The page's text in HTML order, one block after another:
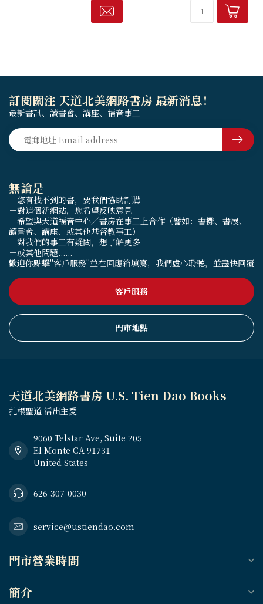
法。 今次學員本與教師本合
學習如何拓展傳福音的領域，
成為同心網魚的漁夫。
無論是
－您有找不到的書，要我們協助訂購
－對這個新網站，您希望反映意見
－希望與天道福音中心／書房在事工上合作（譬如：書攤、書展、
讀書會、講座、或其他基督教事工）
－對我們的事工有疑問，想了解更多
－或其他問題......
歡迎你點擊"客戶服務"並在回應箱填寫，我們虛心聆聽，並盡快回覆
客戶服務
門市地點
訂閱關注 天道北美網路書房 最新消息！
最新書訊、讀書會、講座、福音事工
天道北美網路書房 U.S. Tien Dao Books
扎根聖道 活出主愛
9060 Telstar Ave, Suite 205
El Monte CA 91731
United States
626-307-0030
service@ustiendao.com
門市營業時間
簡介